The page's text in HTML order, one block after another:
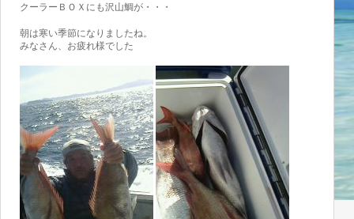
クーラーＢＯＸにも沢山鯛が・・・
朝は寒い季節になりましたね。
みなさん、お疲れ様でした